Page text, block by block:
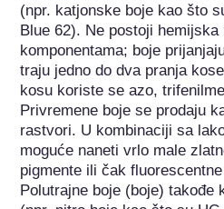
(npr. katjonske boje kao što
Blue 62). Ne postoji
komponentama; boje
traju jedno do dva pranja
kosu koriste se azo,
Privremene boje se prodaju
rastvori. U kombinaciji sa
moguće naneti vrlo male
pigmente ili čak
Polutrajne boje (boje) takođe